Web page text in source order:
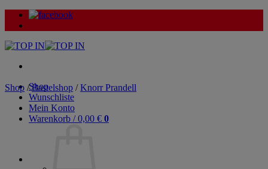
Zum
Inhalt
Shop
Wunschliste
Mein Konto
Warenkorb /0,00 € 0
Shop / Bastelshop / Knorr Prandell